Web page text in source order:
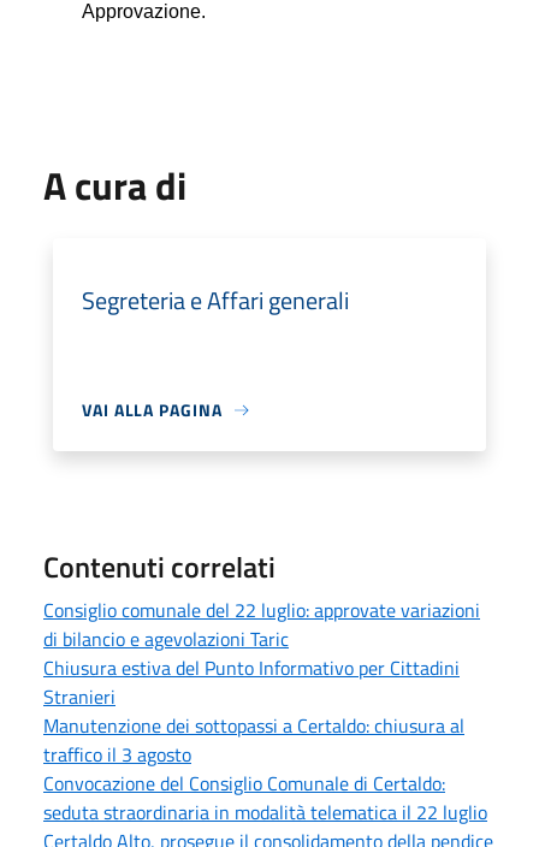
Approvazione.
A cura di
Segreteria e Affari generali
VAI ALLA PAGINA
Contenuti correlati
Consiglio comunale del 22 luglio: approvate variazioni
di bilancio e agevolazioni Taric
Chiusura estiva del Punto Informativo per Cittadini
Stranieri
Manutenzione dei sottopassi a Certaldo: chiusura al
traffico il 3 agosto
Convocazione del Consiglio Comunale di Certaldo:
seduta straordinaria in modalità telematica il 22 luglio
Certaldo Alto, prosegue il consolidamento della pendice